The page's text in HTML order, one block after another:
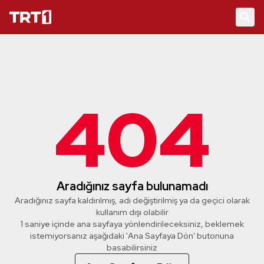
404
Aradığınız sayfa bulunamadı
Aradığınız sayfa kaldırılmış, adı değiştirilmiş ya da geçici olarak
kullanım dışı olabilir
1 saniye içinde ana sayfaya yönlendirileceksiniz, beklemek
istemiyorsanız aşağıdaki 'Ana Sayfaya Dön' butonuna
basabilirsiniz